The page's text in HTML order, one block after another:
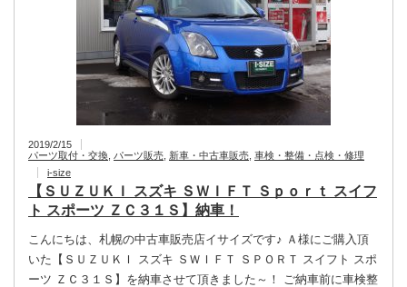
2019/2/15
パーツ取付・交換 パーツ販売 新車・中古車販売 車検・整備・点検・修理
i-size
【ＳＵＺＵＫＩ スズキ ＳＷＩＦＴ Ｓｐｏｒｔ スイフ
ト スポーツ ＺＣ３１Ｓ】納車！
こんにちは、札幌の中古車販売店イサイズです♪ Ａ様にご購入頂
いた【ＳＵＺＵＫＩ スズキ ＳＷＩＦＴ ＳＰＯＲＴ スイフト スポ
ーツ ＺＣ３１Ｓ】を納車させて頂きました～！ ご納車前に車検整